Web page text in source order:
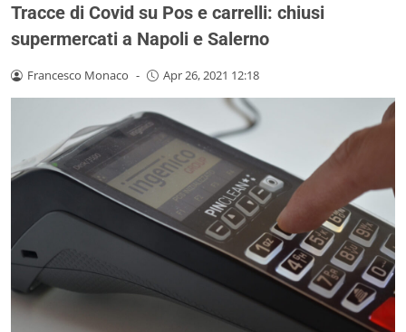
Tracce di Covid su Pos e carrelli: chiusi
supermercati a Napoli e Salerno
Francesco Monaco - Apr 26, 2021 12:18